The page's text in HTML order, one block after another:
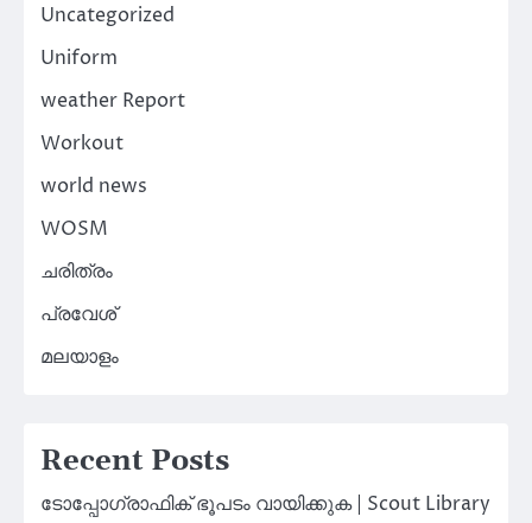
Uncategorized
Uniform
weather Report
Workout
world news
WOSM
ചരിത്രം
പ്രവേശ്
മലയാളം
Recent Posts
ടോപ്പോഗ്രാഫിക് ഭൂപടം വായിക്കുക | Scout Library